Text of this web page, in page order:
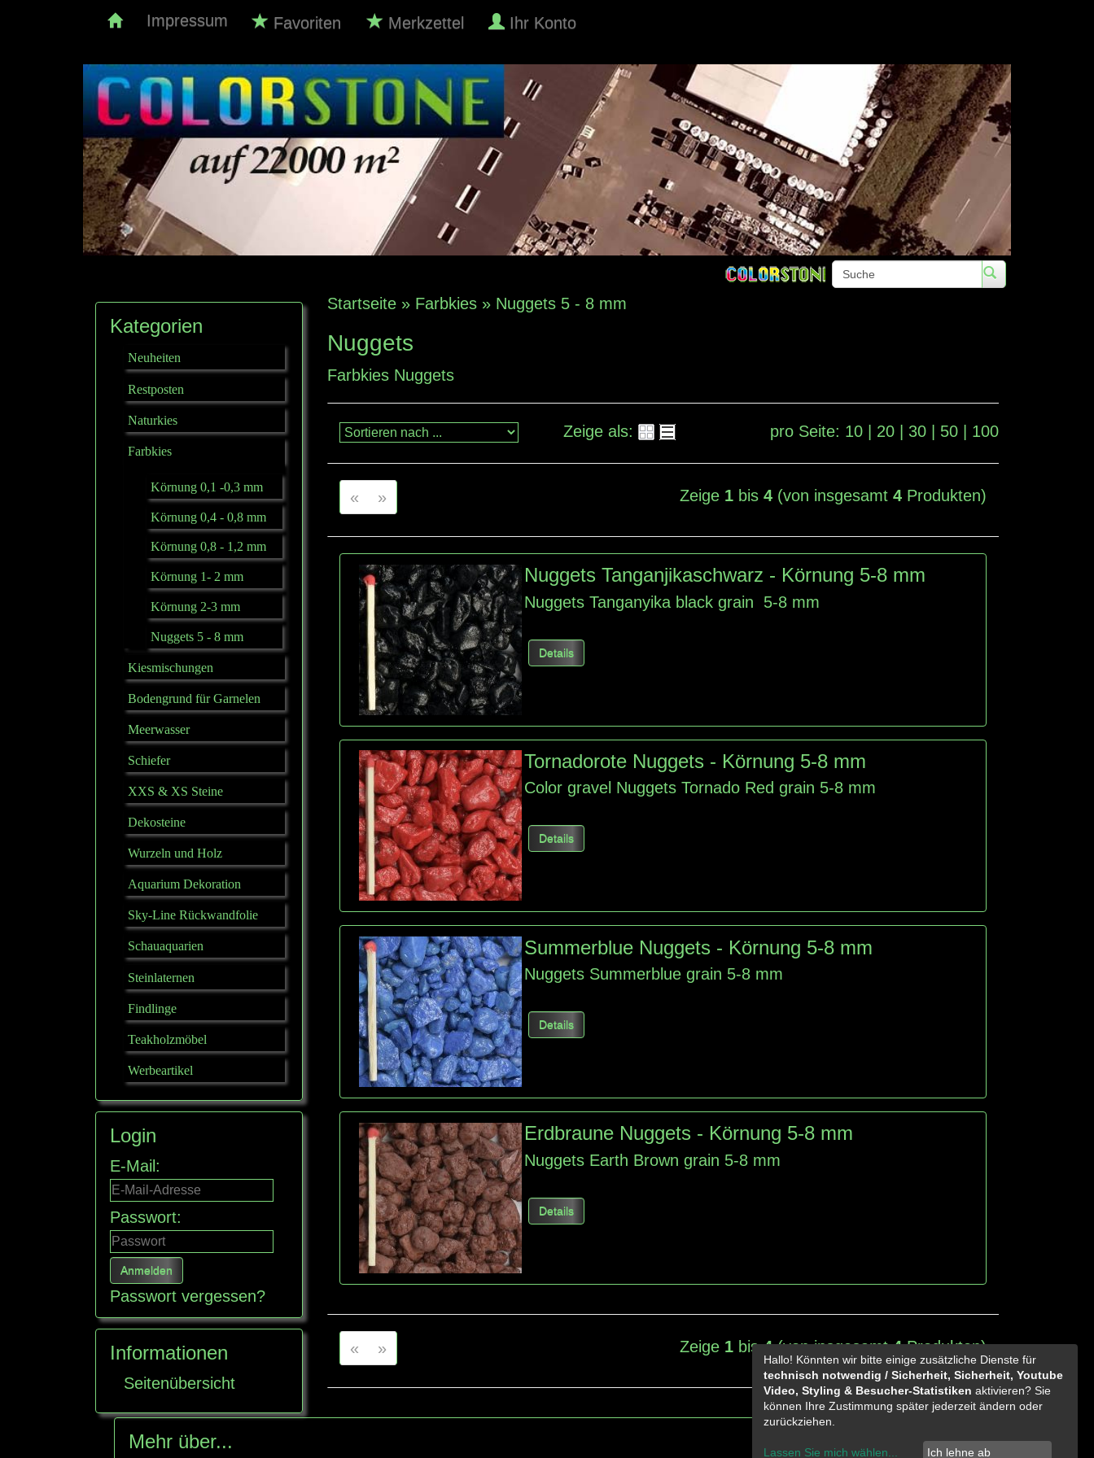
Impressum Favoriten Merkzettel Ihr Konto
Telefon: +49 (0)3672 422020 •
Startseite » Farbkies » Nuggets 5 - 8 mm
Nuggets
Farbkies Nuggets
Zeige als: pro Seite: 10 20 30 50 100
« » Zeige 1 bis 4 (von insgesamt 4 Produkten)
Nuggets Tanganjikaschwarz - Körnung 5-8 mm
Nuggets Tanganyika blackgrain 5-8 mm
Details
Tornadorote Nuggets - Körnung 5-8 mm
Color gravel Nuggets Tornado Red grain 5-8 mm
Details
Summerblue Nuggets - Körnung 5-8 mm
Nuggets Summerblue grain 5-8 mm
Details
Erdbraune Nuggets - Körnung 5-8 mm
Nuggets Earth Brown grain 5-8 mm
Details
« » Zeige 1 bis4(von insgesamt4Produkten)
Kategorien
Neuheiten
Restposten
Naturkies
Farbkies
Körnung 0,1 -0,3 mm
Körnung 0,4 - 0,8 mm
Körnung 0,8 - 1,2 mm
Körnung 1- 2 mm
Körnung 2-3 mm
Nuggets 5 - 8 mm
Kiesmischungen
Bodengrund für Garnelen
Meerwasser
Schiefer
XXS & XS Steine
Dekosteine
Wurzeln und Holz
Aquarium Dekoration
Sky-Line Rückwandfolie
Schauaquarien
Steinlaternen
Findlinge
Teakholzmöbel
Werbeartikel
Login
E-Mail:
Passwort:
Passwort vergessen?
Informationen
Seitenübersicht
Mehr über...
Hallo! Könnten wir bitte einige zusätzliche Dienste für
technisch notwendig / Sicherheit, Sicherheit, Youtube
Video, Styling & Besucher-Statistiken aktivieren? Sie
können Ihre Zustimmung später jederzeit ändern oder
zurückziehen.
Lassen Sie mich wählen... Ich lehne ab